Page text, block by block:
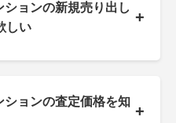
ョンの新規売り出し
しい
+
ョンの査定価格を知
+